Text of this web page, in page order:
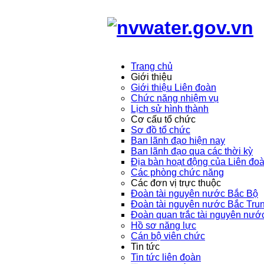
Trang chủ
Giới thiệu
Giới thiệu Liên đoàn
Chức năng nhiệm vụ
Lịch sử hình thành
Cơ cấu tổ chức
Sơ đồ tổ chức
Ban lãnh đạo hiện nay
Ban lãnh đạo qua các thời kỳ
Địa bàn hoạt động của Liên
Các phòng chức năng
Các đơn vị trực thuộc
Đoàn tài nguyên nước Bắc Bộ
Đoàn tài nguyên nước Bắc
Đoàn quan trắc tài nguyên
Hồ sơ năng lực
Cán bộ viên chức
Tin tức
Tin tức liên đoàn